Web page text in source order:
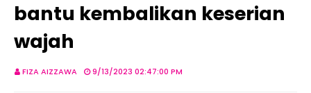
bantu kembalikan keserian
wajah
FIZA AIZZAWA 9/13/2023 02:47:00 PM